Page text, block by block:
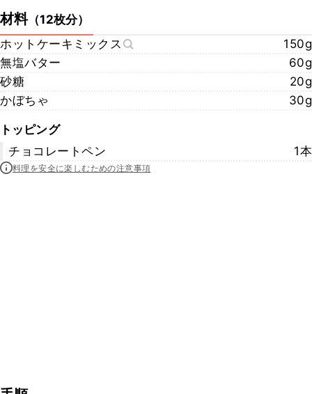
材料（12枚分）
ホットケーキミックス
150g
無塩バター
60g
砂糖
20g
かぼちゃ
30g
トッピング
チョコレートペン
1本
料理を安全に楽しむための注意事項